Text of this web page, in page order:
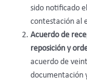
sido notificado el
contestación al
Acuerdo de
reposición y
acuerdo de
documentación